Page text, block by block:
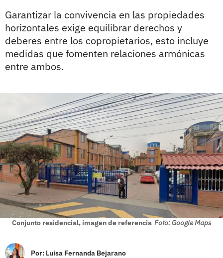
Garantizar la convivencia en las propiedades
horizontales exige equilibrar derechos y
deberes entre los copropietarios, esto incluye
medidas que fomenten relaciones armónicas
entre ambos.
Conjunto residencial, imagen de referencia Foto: Google Maps
Por: Luisa Fernanda Bejarano